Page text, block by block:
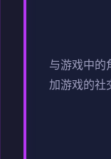
与游戏中的
加游戏的社